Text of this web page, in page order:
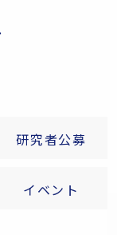
研究者公募
イベント